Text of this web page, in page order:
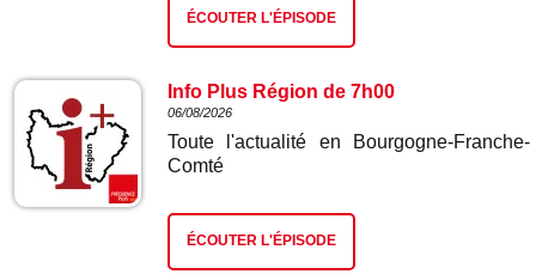
ÉCOUTER L'ÉPISODE
Info Plus Région de 7h00
06/08/2026
Toute l'actualité en Bourgogne-Franche-
Comté
ÉCOUTER L'ÉPISODE